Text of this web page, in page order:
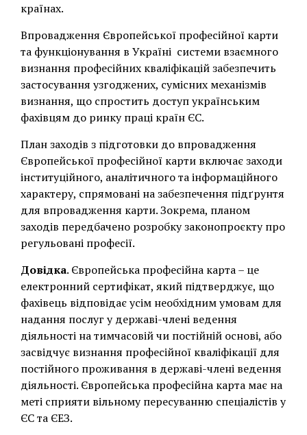
країнах.
Впровадження Європейської професійної карти
та функціонування в Україні системи взаємного
визнання професійних кваліфікацій забезпечить
застосування узгоджених, сумісних механізмів
визнання, що спростить доступ українським
фахівцям до ринку праці країн ЄС.
План заходів з підготовки до впровадження
Європейської професійної карти включає заходи
інституційного, аналітичного та інформаційного
характеру, спрямовані на забезпечення підґрунтя
для впровадження карти. Зокрема, планом
заходів передбачено розробку законопроєкту про
регульовані професії.
Довідка. Європейська професійна карта – це
електронний сертифікат, який підтверджує, що
фахівець відповідає усім необхідним умовам для
надання послуг у державі-члені ведення
діяльності на тимчасовій чи постійній основі, або
засвідчує визнання професійної кваліфікації для
постійного проживання в державі-члені ведення
діяльності. Європейська професійна карта має на
меті сприяти вільному пересуванню спеціалістів у
ЄС та ЄЕЗ.